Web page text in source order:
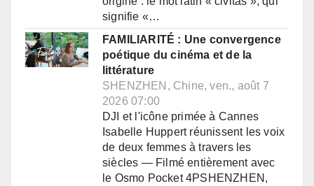
signifie «…
FAMILIARITÉ : Une convergence
poétique du cinéma et de la
littérature
SHENZHEN, Chine, ven., août 7
2026 07:00
DJI et l'icône primée à Cannes
Isabelle Huppert réunissent les voix
de deux femmes à travers les
siècles — Filmé entièrement avec
le Osmo Pocket 4PSHENZHEN,